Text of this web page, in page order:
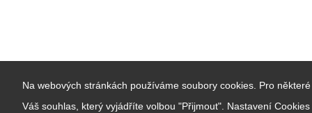
Na webových stránkách používáme soubory cookies. Pro
Váš souhlas, který vyjádříte volbou "Přijmout". Nastavení